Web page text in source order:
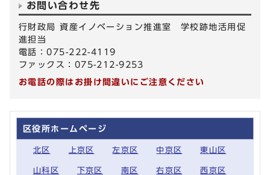
お問い合わせ先
行財政局 資産イノベーション推進室 学校跡地活用促
進担当
電話：075-222-4119
ファックス：075-212-9253
お電話の際はお掛け間違いにご注意ください
区役所ホームページ
北区 上京区 左京区 中京区 東山区
山科区 下京区 南区 右京区 西京区